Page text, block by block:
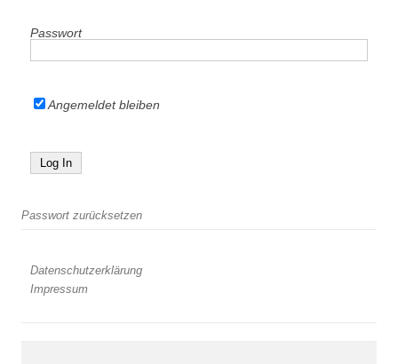
Passwort
Angemeldet bleiben
Passwort zurücksetzen
Datenschutzerklärung
Impressum